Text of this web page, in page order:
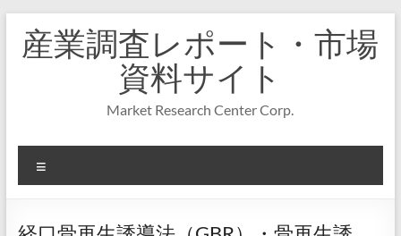
キ
プ
産業調査レポート・市場
資料サイト
Market Research Center Corp.
ニ
ー